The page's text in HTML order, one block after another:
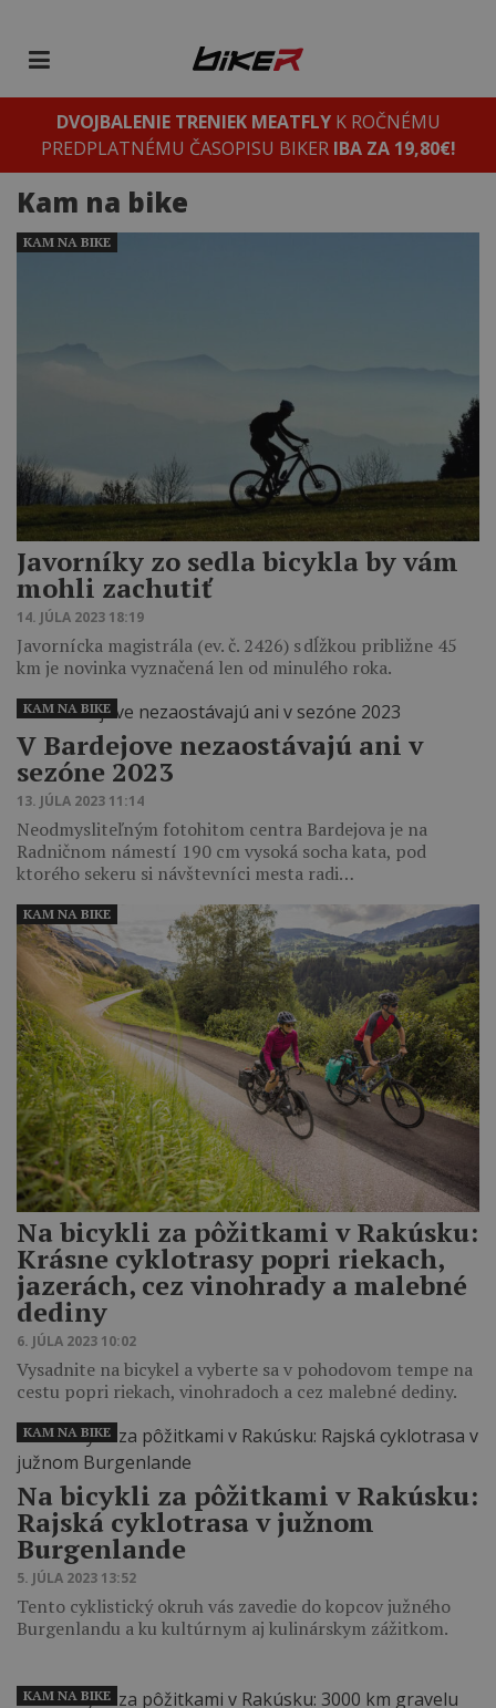
DVOJBALENIE TRENIEK MEATFLYK ROČNÉMU
PREDPLATNÉMU ČASOPISU BIKER IBA ZA 19,80€!
Kam na bike
Javorníky zo sedla bicykla by vám
mohli zachutiť
14. JÚLA 2023 18:19
Javornícka magistrála (ev. č. 2426) s dĺžkou približne 45
km je novinka vyznačená len od minulého roka.
KAM NA BIKE
V Bardejove nezaostávajú ani v
sezóne 2023
13. JÚLA 2023 11:14
Neodmysliteľným fotohitom centra Bardejova je na
Radničnom námestí 190 cm vysoká socha kata, pod
ktorého sekeru si návštevníci mesta radi…
KAM NA BIKE
Na bicykli za pôžitkami v Rakúsku:
Krásne cyklotrasy popri riekach,
jazerách, cez vinohrady a malebné
dediny
6. JÚLA 2023 10:02
Vysadnite na bicykel a vyberte sa v pohodovom tempe na
cestu popri riekach, vinohradoch a cez malebné dediny.
KAM NA BIKE
Na bicykli za pôžitkami v Rakúsku:
Rajská cyklotrasa v južnom
Burgenlande
5. JÚLA 2023 13:52
Tento cyklistický okruh vás zavedie do kopcov južného
Burgenlandu a ku kultúrnym aj kulinárskym zážitkom.
KAM NA BIKE
KAM NA BIKE